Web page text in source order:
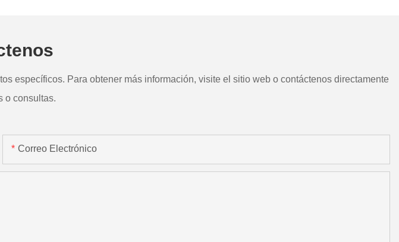
específicos. Para obtener más información, visite el sitio web o contáctenos directamente
o consultas.
Correo Electrónico